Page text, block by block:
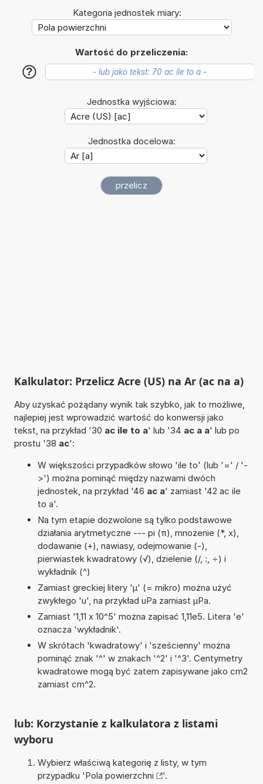
Kategoria jednostek miary:
Wartość do przeliczenia:
?
Jednostka wyjściowa:
Jednostka docelowa:
Kalkulator: Przelicz Acre (US) na Ar (ac na a)
Aby uzyskać pożądany wynik tak szybko, jak to możliwe,
najlepiej jest wprowadzić wartość do konwersji jako
tekst, na przykład '30 ac ile to a' lub '34 ac a a' lub po
prostu '38 ac':
W większości przypadków słowo 'ile to' (lub '=' / '-
>') można pominąć między nazwami dwóch
jednostek, na przykład '46 ac a' zamiast '42 ac ile
to a'.
Na tym etapie dozwolone są tylko podstawowe
działania arytmetyczne --- pi (π), mnożenie (*, x),
dodawanie (+), nawiasy, odejmowanie (-),
pierwiastek kwadratowy (√), dzielenie (/, :, ÷) i
wykładnik (^)
Zamiast greckiej litery 'µ' (= mikro) można użyć
zwykłego 'u', na przykład uPa zamiast µPa.
Zamiast '1,11 x 10^5' można zapisać 1,11e5. Litera 'e'
oznacza 'wykładnik'.
W skrótach 'kwadratowy' i 'sześcienny' można
pominąć znak '^' w znakach '^2' i '^3'. Centymetry
kwadratowe mogą być zatem zapisywane jako cm2
zamiast cm^2.
lub: Korzystanie z kalkulatora z listami
wyboru
Wybierz właściwą kategorię z listy, w tym
przypadku 'Pola powierzchni
'.